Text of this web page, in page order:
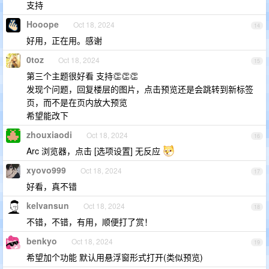
支持
14
Hooope Oct 18, 2024
好用，正在用。感谢
15
0toz Oct 18, 2024
第三个主题很好看 支持👏👏👏
发现个问题，回复楼层的图片，点击预览还是会跳转到新标签
页，而不是在页内放大预览
希望能改下
16
zhouxiaodi Oct 18, 2024
Arc 浏览器，点击 [选项设置] 无反应
17
xyovo999 Oct 18, 2024
好看，真不错
18
kelvansun Oct 18, 2024
不错，不错，有用，顺便打了赏！
19
benkyo Oct 18, 2024
希望加个功能 默认用悬浮窗形式打开(类似预览)